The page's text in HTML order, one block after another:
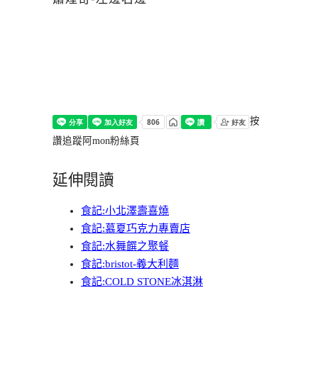
按
讚追蹤阿mon粉絲頁
延伸閱讀
食記:小北澤壽喜燒
食記:慕夏巧克力專賣店
食記:水舞饌之聚餐
食記:bristot-義大利麵
食記:COLD STONE冰淇淋